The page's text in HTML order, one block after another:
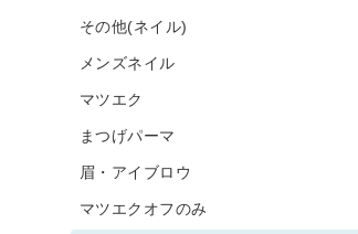
その他(ネイル)
メンズネイル
マツエク
まつげパーマ
眉・アイブロウ
マツエクオフのみ